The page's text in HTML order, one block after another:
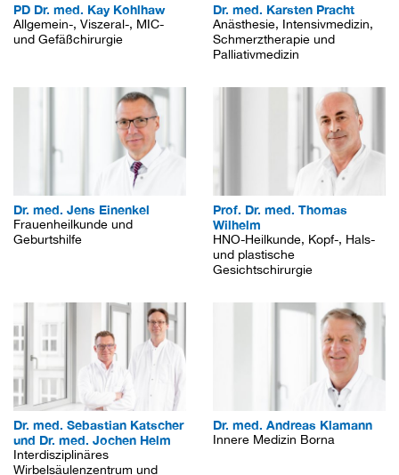
PD Dr. med. Kay Kohlhaw
Allgemein-, Viszeral-, MIC-
und Gefäßchirurgie
Dr. med. Karsten Pracht
Anästhesie, Intensivmedizin,
Schmerztherapie und
Palliativmedizin
Dr. med. Jens Einenkel
Frauenheilkunde und
Geburtshilfe
Prof. Dr. med. Thomas
Wilhelm
HNO-Heilkunde, Kopf-, Hals-
und plastische
Gesichtschirurgie
Dr. med. Sebastian Katscher
und Dr. med. Jochen Helm
Interdisziplinäres
Wirbelsäulenzentrum und
Dr. med. Andreas Klamann
Innere Medizin Borna